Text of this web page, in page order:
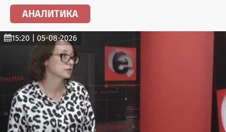
АНАЛИТИКА
15:20 | 05-08-2026